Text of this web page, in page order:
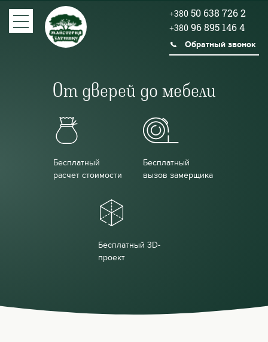
+380 50 638 726 2
+380 96 895 146 4
Обратный звонок
От дверей до мебели
Бесплатный
расчет стоимости
Бесплатный
вызов замерщика
Бесплатный 3D-
проект